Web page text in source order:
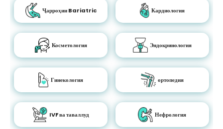
Ҷарроҳии Bariatric Кардиология
Косметология Эндокринология
Гинекология ортопедия
IVF ва таваллуд Нефрология